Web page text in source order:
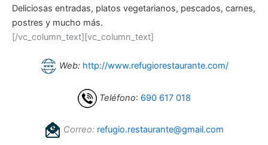
Deliciosas entradas, platos vegetarianos, pescados, carnes,
postres y mucho más.
[/vc_column_text][vc_column_text]
Web: http://www.refugiorestaurante.com/
Teléfono: 690 617 018
Correo: refugio.restaurante@gmail.com